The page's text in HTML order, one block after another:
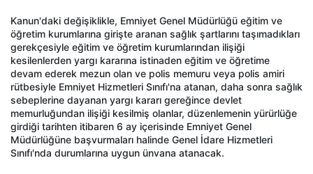
Kanun'daki değişiklikle, Emniyet Genel Müdürlüğü eğitim ve
öğretim kurumlarına girişte aranan sağlık şartlarını taşımadıkları
gerekçesiyle eğitim ve öğretim kurumlarından ilişiği
kesilenlerden yargı kararına istinaden eğitim ve öğretime
devam ederek mezun olan ve polis memuru veya polis amiri
rütbesiyle Emniyet Hizmetleri Sınıfı'na atanan, daha sonra sağlık
sebeplerine dayanan yargı kararı gereğince devlet
memurluğundan ilişiği kesilmiş olanlar, düzenlemenin yürürlüğe
girdiği tarihten itibaren 6 ay içerisinde Emniyet Genel
Müdürlüğüne başvurmaları halinde Genel İdare Hizmetleri
Sınıfı'nda durumlarına uygun ünvana atanacak.